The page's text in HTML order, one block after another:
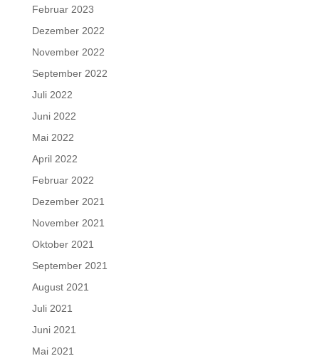
Februar 2023
Dezember 2022
November 2022
September 2022
Juli 2022
Juni 2022
Mai 2022
April 2022
Februar 2022
Dezember 2021
November 2021
Oktober 2021
September 2021
August 2021
Juli 2021
Juni 2021
Mai 2021